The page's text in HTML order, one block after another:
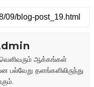
வெளிவரும் ஆக்கங்கள்
பல்வேறு தளங்களிலிருந்து